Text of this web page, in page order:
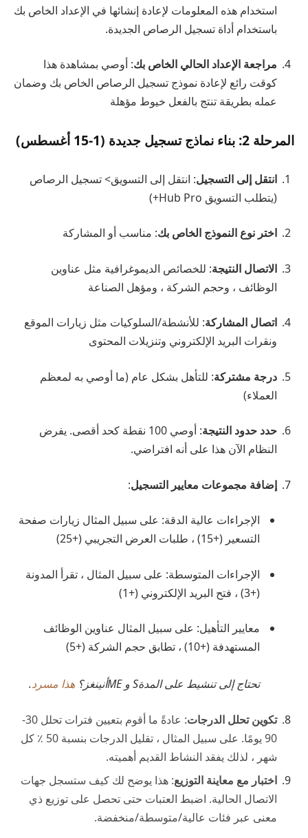
استخدام هذه المعلومات لإعادة إنشائها في الإعداد الخاص بك
باستخدام أداة تسجيل الرصاص الجديدة.
مراجعة الإعداد الحالي الخاص بك: أوصي بمشاهدة هذا
كوقت رائع لإعادة نموذج تسجيل الرصاص الخاص بك وضمان
عمله بطريقة تنتج بالفعل خيوط مؤهلة
المرحلة 2: بناء نماذج تسجيل جديدة (1-15 أغسطس)
انتقل إلى التسجيل: انتقل إلى التسويق> تسجيل الرصاص
(يتطلب التسويق Hub Pro+)
اختر نوع النموذج الخاص بك: مناسب أو المشاركة
الاتصال النتيجة: للخصائص الديموغرافية مثل عناوين
الوظائف ، وحجم الشركة ، ومؤهل الصناعة
اتصال المشاركة: للأنشطة/السلوكيات مثل زيارات الموقع
ونقرات البريد الإلكتروني وتنزيلات المحتوى
درجة مشتركة: للتأهل بشكل عام (ما أوصي به لمعظم
العملاء)
حدد حدود النتيجة
: أوصي 100 نقطة كحد أقصى. يفرض
النظام الآن هذا على أنه افتراضي.
إضافة مجموعات معايير التسجيل:
الإجراءات عالية الدقة: على سبيل المثال زيارات صفحة
التسعير (+15) ، طلبات العرض التجريبي (+25)
الإجراءات المتوسطة: على سبيل المثال ، تقرأ المدونة
(+3) ، فتح البريد الإلكتروني (+1)
معايير التأهيل: على سبيل المثال عناوين الوظائف
المستهدفة (+10) ، تطابق حجم الشركة (+5)
تحتاج إلى تنشيط على المدةS و ME أنينغز؟ هذا مسرد.
تكوين تحلل الدرجات
: عادةً ما أقوم بتعيين فترات تحلل 30-
90 يومًا. على سبيل المثال ، تقليل الدرجات بنسبة 50 ٪ كل
شهر ، لذلك يفقد النشاط القديم أهميته.
اختبار مع معاينة التوزيع: هذا يوضح لك كيف ستسجل جهات
الاتصال الحالية. اضبط العتبات حتى تحصل على توزيع ذي
معنى عبر فئات عالية/متوسطة/منخفضة.